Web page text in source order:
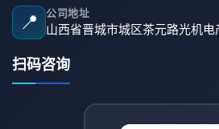
📍 公司地址
山西省晋城市城区茶元路光机电
扫码咨询